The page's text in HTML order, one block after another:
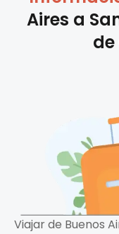
Aires a
Viajar de Buenos